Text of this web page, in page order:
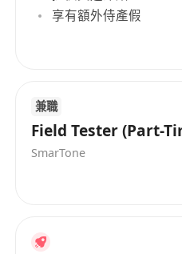
1. 公司提供住宿（个人承
享有額外侍產假
兼職
Field Tester (Part-
SmarTone